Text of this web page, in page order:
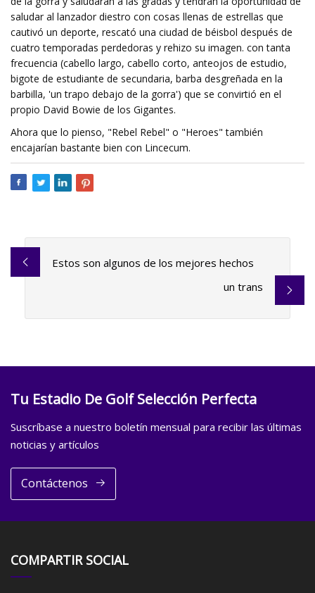
saludar al lanzador diestro con cosas llenas de estrellas que
cautivó un deporte, rescató una ciudad de béisbol después de
cuatro temporadas perdedoras y rehizo su imagen. con tanta
frecuencia (cabello largo, cabello corto, anteojos de estudio,
bigote de estudiante de secundaria, barba desgreñada en la
barbilla, 'un trapo debajo de la gorra') que se convirtió en el
propio David Bowie de los Gigantes.
Ahora que lo pienso, "Rebel Rebel" o "Heroes" también
encajarían bastante bien con Lincecum.
Estos son algunos de los mejores hechos
un trans
Tu Estadio De Golf Selección Perfecta
Suscríbase a nuestro boletín mensual para recibir las últimas
noticias y artículos
Contáctenos
COMPARTIR SOCIAL